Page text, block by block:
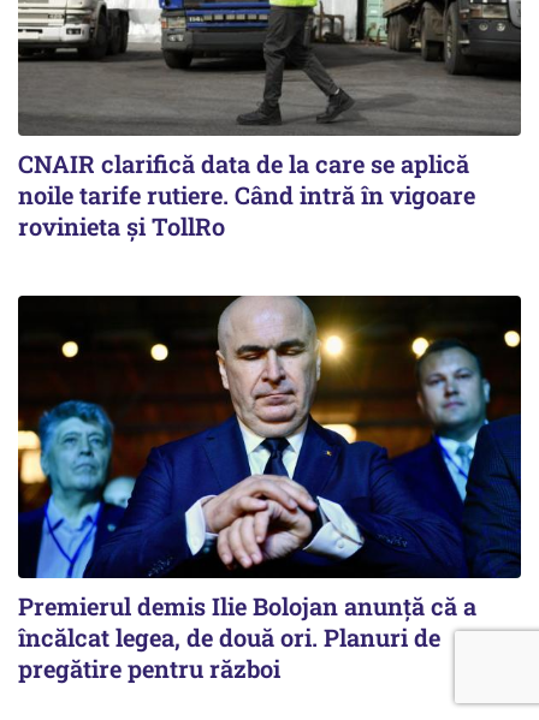
CNAIR clarifică data de la care se aplică
noile tarife rutiere. Când intră în vigoare
rovinieta și TollRo
Premierul demis Ilie Bolojan anunță că a
încălcat legea, de două ori. Planuri de
pregătire pentru război